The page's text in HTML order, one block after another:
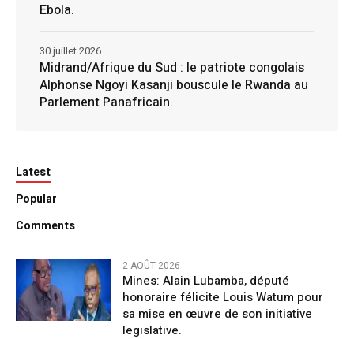
Ebola.
Midrand/Afrique du Sud : le patriote congolais
Alphonse Ngoyi Kasanji bouscule le Rwanda au
Parlement Panafricain.
30 juillet 2026
Latest
Popular
Comments
2 AOÛT 2026
Mines: Alain Lubamba, député
honoraire félicite Louis Watum pour
sa mise en œuvre de son initiative
legislative.